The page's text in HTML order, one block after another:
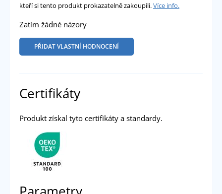
kteří si tento produkt prokazatelně zakoupili.Více info.
Zatím žádné názory
PŘIDAT VLASTNÍ HODNOCENÍ
Certifikáty
Produkt získal tyto certifikáty a standardy.